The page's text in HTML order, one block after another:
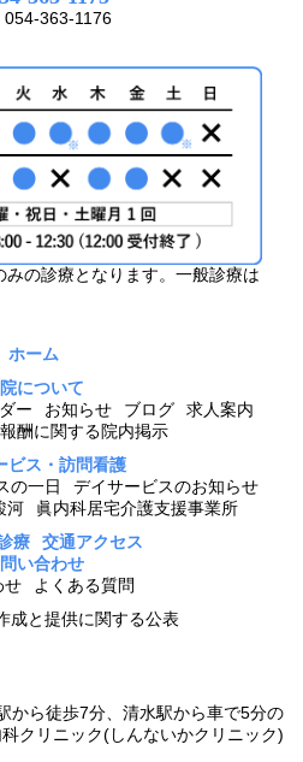
054-363-1176
の診療となります。一般診療は
ホーム
について
ー お知らせ ブログ
求人案内
酬に関する院内掲示
ビス・訪問看護
の一日
デイサービスのお知らせ
河
眞内科居宅介護支援事業所
療
交通アクセス
い合わせ
せ
よくある質問
成と提供に関する公表
から徒歩7分、清水駅から車で5分の
クリニック(しんないかクリニック)